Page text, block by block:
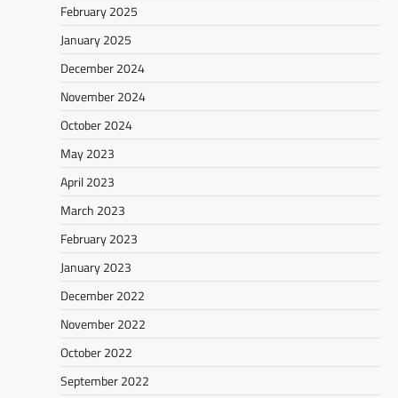
February 2025
January 2025
December 2024
November 2024
October 2024
May 2023
April 2023
March 2023
February 2023
January 2023
December 2022
November 2022
October 2022
September 2022